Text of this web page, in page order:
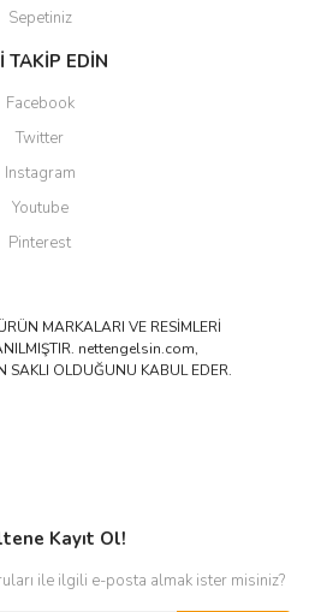
Sepetiniz
TAKİP EDİN
Facebook
Twitter
Instagram
Youtube
Pinterest
MARKALARI VE RESİMLERİ
nettengelsin.com,
SAKLI OLDUĞUNU KABUL EDER.
Kayıt Ol!
ile ilgili e-posta almak ister misiniz?